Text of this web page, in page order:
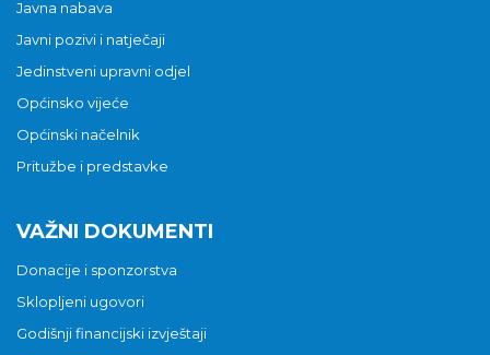
Javna nabava
Javni pozivi i natječaji
Jedinstveni upravni odjel
Općinsko vijeće
Općinski načelnik
Pritužbe i predstavke
VAŽNI DOKUMENTI
Donacije i sponzorstva
Sklopljeni ugovori
Godišnji financijski izvještaji